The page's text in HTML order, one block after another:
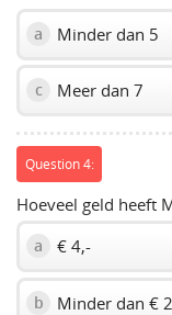
a Minder dan 5
c Meer dan 7
Question 4:
Hoeveel geld heeft
a € 4,-
b Minder dan €